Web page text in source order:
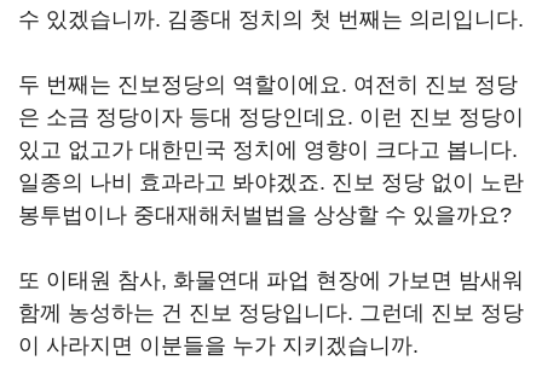
수 있겠습니까. 김종대 정치의 첫 번째는 의리입니다.
두 번째는 진보정당의 역할이에요. 여전히 진보 정당
은 소금 정당이자 등대 정당인데요. 이런 진보 정당이
있고 없고가 대한민국 정치에 영향이 크다고 봅니다.
일종의 나비 효과라고 봐야겠죠. 진보 정당 없이 노란
봉투법이나 중대재해처벌법을 상상할 수 있을까요?
또 이태원 참사, 화물연대 파업 현장에 가보면 밤새워
함께 농성하는 건 진보 정당입니다. 그런데 진보 정당
이 사라지면 이분들을 누가 지키겠습니까.